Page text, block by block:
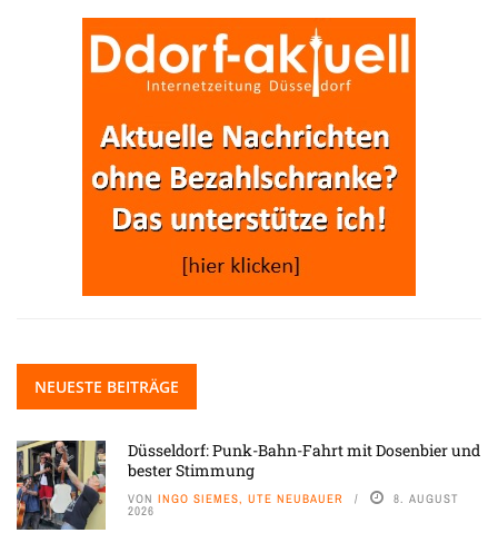
NEUESTE BEITRÄGE
Düsseldorf: Punk-Bahn-Fahrt mit Dosenbier und
bester Stimmung
VON INGO SIEMES, UTE NEUBAUER 8. AUGUST
2026